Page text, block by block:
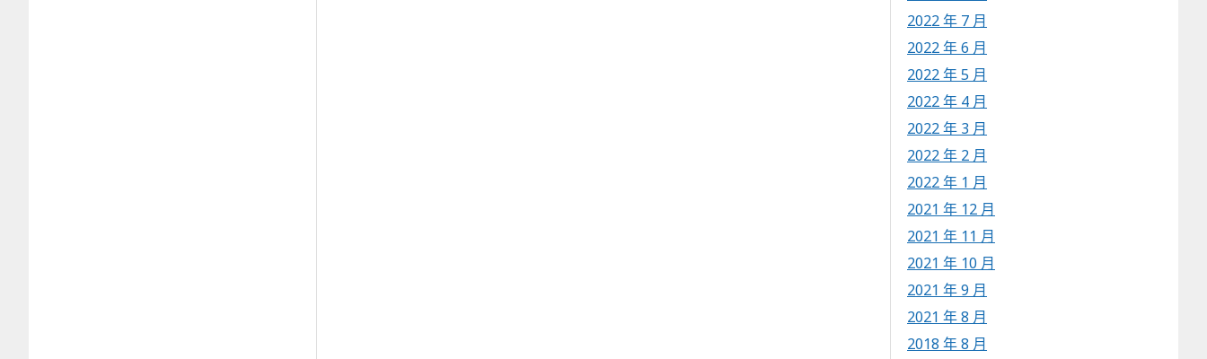
2022 年 7 月
2022 年 6 月
2022 年 5 月
2022 年 4 月
2022 年 3 月
2022 年 2 月
2022 年 1 月
2021 年 12 月
2021 年 11 月
2021 年 10 月
2021 年 9 月
2021 年 8 月
2018 年 8 月